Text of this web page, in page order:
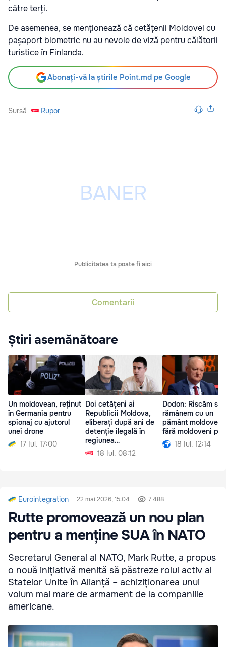
către terți.
De asemenea, se menționează că cetățenii Moldovei cu
pașaport biometric nu au nevoie de viză pentru călătorii
turistice în Finlanda.
Abonați-vă la știrile Point.md pe Google
Sursă Rupor
Publicitatea ta poate fi aici
Comentarii
Știri asemănătoare
Un moldovean, reținut
în Germania pentru
spionaj cu ajutorul
unei drone
17 Iul. 17:00
Doi cetățeni ai
Republicii Moldova,
eliberați după ani de
detenție ilegală în
regiunea
transnistreană
18 Iul. 08:12
Dodon: Riscăm să
rămânem cu un
pământ
fără moldoveni pe
18 Iul. 12:14
Eurointegration 22 mai 2026, 15:04 7 488
Rutte promovează un nou plan
pentru a menține SUA în NATO
Secretarul General al NATO, Mark Rutte, a propus
o nouă inițiativă menită să păstreze rolul activ al
Statelor Unite în Alianță – achiziționarea unui
volum mai mare de armament de la companiile
americane.